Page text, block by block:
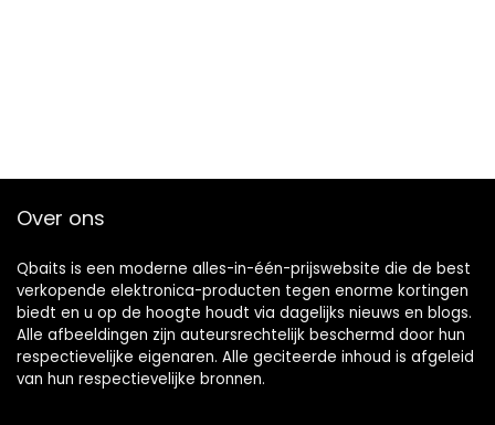
Over ons
Qbaits is een moderne alles-in-één-prijswebsite die de best
verkopende elektronica-producten tegen enorme kortingen
biedt en u op de hoogte houdt via dagelijks nieuws en blogs.
Alle afbeeldingen zijn auteursrechtelijk beschermd door hun
respectievelijke eigenaren. Alle geciteerde inhoud is afgeleid
van hun respectievelijke bronnen.